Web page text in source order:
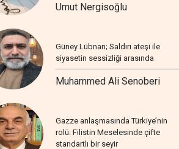
Umut Nergisoğlu
Güney Lübnan; Saldırı ateşi ile
siyasetin sessizliği arasında
Muhammed Ali Senoberi
Gazze anlaşmasında Türkiye’nin
rolü: Filistin Meselesinde çifte
standartlı bir seyir